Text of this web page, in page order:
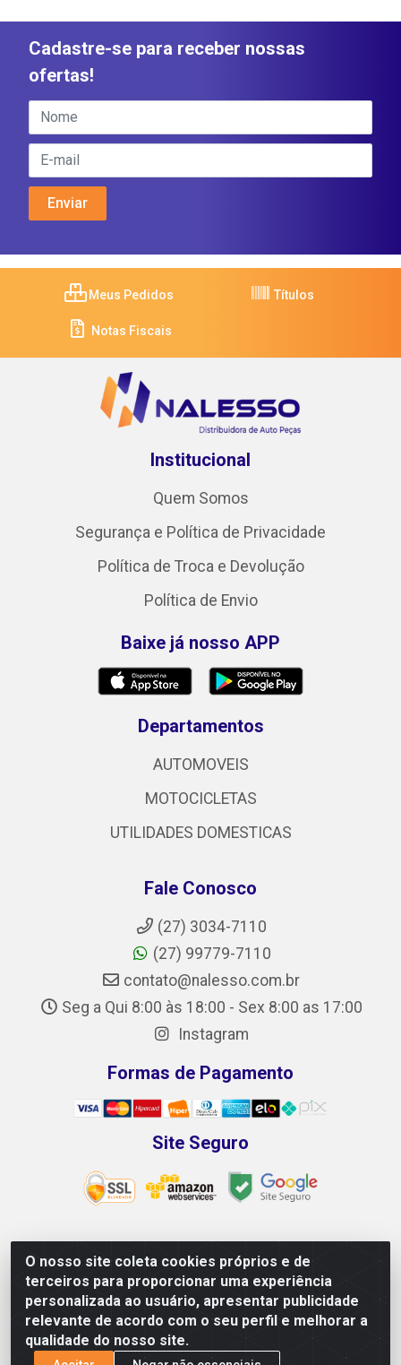
O nosso site coleta cookies próprios e de
terceiros para proporcionar uma experiência
personalizada ao usuário, apresentar publicidade
relevante de acordo com o seu perfil e melhorar a
qualidade do nosso site.
Cadastre-se para receber nossas
ofertas!
Meus Pedidos Títulos
Notas Fiscais
Institucional
Quem Somos
Segurança e Política de Privacidade
Política de Troca e Devolução
Política de Envio
Baixe já nosso APP
Departamentos
AUTOMOVEIS
MOTOCICLETAS
UTILIDADES DOMESTICAS
Fale Conosco
(27) 3034-7110
(27) 99779-7110
contato@nalesso.com.br
Seg a Qui 8:00 às 18:00 - Sex 8:00 as 17:00
Instagram
Formas de Pagamento
Site Seguro
NALESSO DISTRIBUIDORA DE AUTO PEÇAS LTDA -
CNPJ 29.722.419/0001-39 - Rua Paulo Afonso, 10 -
Galpão 02 e 03 - Alecrim, Vila Velha/ES - CEP 29118-033